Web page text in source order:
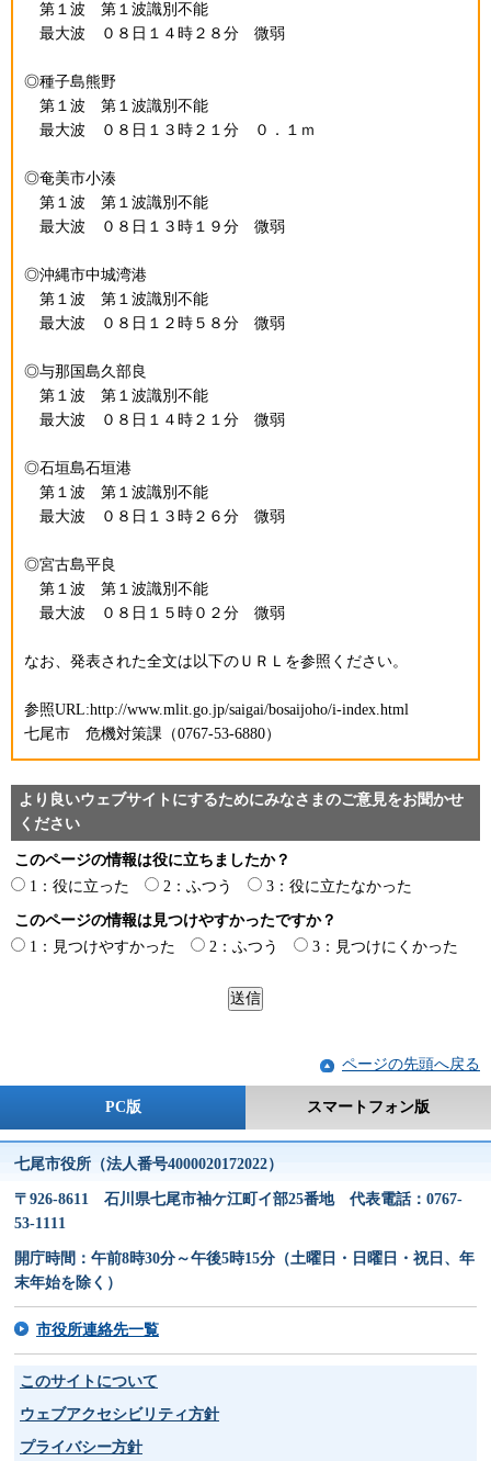
第１波 第１波識別不能
最大波 ０８日１４時２８分 微弱
◎種子島熊野
第１波 第１波識別不能
最大波 ０８日１３時２１分 ０．１ｍ
◎奄美市小湊
第１波 第１波識別不能
最大波 ０８日１３時１９分 微弱
◎沖縄市中城湾港
第１波 第１波識別不能
最大波 ０８日１２時５８分 微弱
◎与那国島久部良
第１波 第１波識別不能
最大波 ０８日１４時２１分 微弱
◎石垣島石垣港
第１波 第１波識別不能
最大波 ０８日１３時２６分 微弱
◎宮古島平良
第１波 第１波識別不能
最大波 ０８日１５時０２分 微弱
なお、発表された全文は以下のＵＲＬを参照ください。
参照URL:http://www.mlit.go.jp/saigai/bosaijoho/i-index.html
七尾市 危機対策課（0767-53-6880）
より良いウェブサイトにするためにみなさまのご意見をお聞かせ
ください
このページの情報は役に立ちましたか？
1：役に立った
2：ふつう 3：役に立たなかった
このページの情報は見つけやすかったですか？
1：見つけやすかった
2：ふつう 3：見つけにくかった
ページの先頭へ戻る
PC版 スマートフォン版
七尾市役所（法人番号4000020172022）
〒926-8611 石川県七尾市袖ケ江町イ部25番地 代表電話：0767-
53-1111
開庁時間：午前8時30分～午後5時15分（土曜日・日曜日・祝日、年
末年始を除く）
市役所連絡先一覧
このサイトについて
ウェブアクセシビリティ方針
プライバシー方針